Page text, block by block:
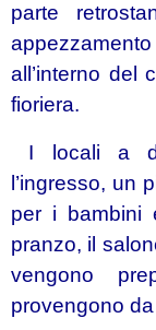
parte
all’interno del
fioriera.
I locali a
l’ingresso, un
per i bambini
pranzo, il
vengono
provengono